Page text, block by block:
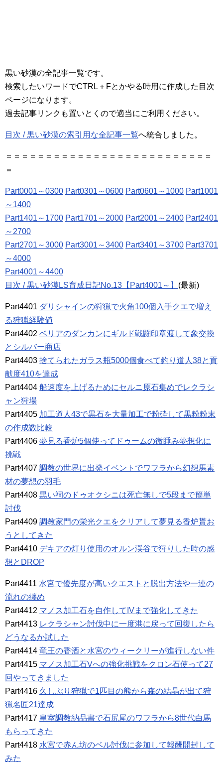
黒い砂漠の全記事一覧です。
検索したいワードでCTRL＋Fとかやる時用に作成した目次
ページになります。
過去記事リンクも置いとくので適当にご利用ください。
目次 / 黒い砂漠の索引用な全記事一覧へ統合しました。
＝＝＝＝＝＝＝＝＝＝＝＝＝＝＝＝＝＝＝＝＝＝＝＝＝＝
＝
Part0001～0300 Part0301～0600 Part0601～1000 Part1001
～1400
Part1401～1700 Part1701～2000 Part2001～2400 Part2401
～2700
Part2701～3000 Part3001～3400 Part3401～3700 Part3701
～4000
Part4001～4400
目次 / 黒い砂漠LS育成日記No.13【Part4001～】 (最新)
Part4401 ダリシャインの狩猟で火角100個入手クエで増え
る狩猟経験値
Part4402 ベリアのダンカンにギルド戦闘印章渡して象交換
とシルバー商店
Part4403 捨てられたガラス瓶5000個食べて釣り道人38と貢
献度410を達成
Part4404 船速度を上げるためにセルニ原石集めでレクラシ
ャン狩場
Part4405 加工道人43で黒石を大量加工で粉砕して黒粉粉末
の作成数比較
Part4406 夢見る香炉5個使ってドゥームの微睡み夢想化に
挑戦
Part4407 調教の世界に出発イベントでワフラから幻想馬素
材の夢想の羽毛
Part4408 黒い祠のドゥオクシニは死亡無しで5段まで簡単
討伐
Part4409 調教家門の栄光クエをクリアして夢見る香炉貰お
うとしてきた
Part4410 デキアの灯り使用のオルン渓谷で狩りした時の感
想とDROP
Part4411 水宮で優先度が高いクエストと脱出方法や一連の
流れの纏め
Part4412 マノス加工石を自作してIVまで強化してきた
Part4413 レクラシャン討伐中に一度港に戻って回復したら
どうなるか試した
Part4414 竜王の香酒と水宮のウィークリーが進行しない件
Part4415 マノス加工石Vへの強化挑戦をクロン石使って27
回やってきました
Part4416 久しぶり狩猟で1匹目の熊から森の結晶が出て狩
猟名匠21達成
Part4417 皇室調教納品書で石尻尾のワフラから8世代白馬
もらってきた
Part4418 水宮で赤ん坊のベル討伐に参加して報酬開封して
みた